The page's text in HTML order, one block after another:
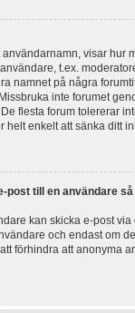
användarnamn, visar hur
t.ex.
namnet på några
inte forumet
flesta forum tolererar
helt enkelt att sänka ditt
post till en användare
kan skicka e-post
och endast om
förhindra att anonyma